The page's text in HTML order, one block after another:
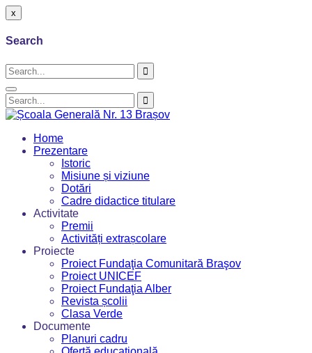
x
Search
Home
Prezentare
Istoric
Misiune și viziune
Dotări
Cadre didactice titulare
Activitate
Premii
Activități extrașcolare
Proiecte
Proiect Fundaţia Comunitară Braşov
Proiect UNICEF
Proiect Fundaţia Alber
Revista școlii
Clasa Verde
Documente
Planuri cadru